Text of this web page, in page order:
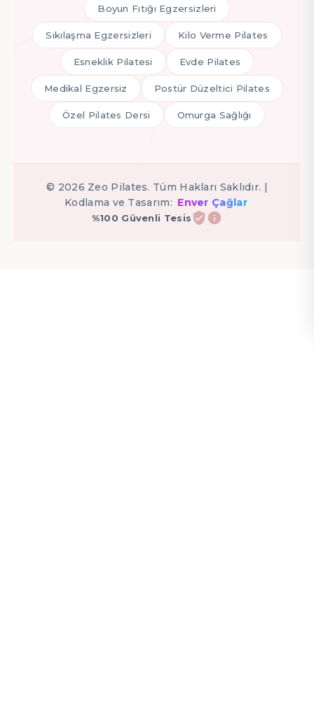
Boyun Fıtığı Egzersizleri
Sıkılaşma Egzersizleri Kilo Verme Pilates
Esneklik Pilatesi Evde Pilates
Medikal Egzersiz Postür Düzeltici Pilates
Özel Pilates Dersi Omurga Sağlığı
© 2026 Zeo Pilates. Tüm Hakları Saklıdır. |
Kodlama ve Tasarım: Enver Çağlar
%100 Güvenli Tesis